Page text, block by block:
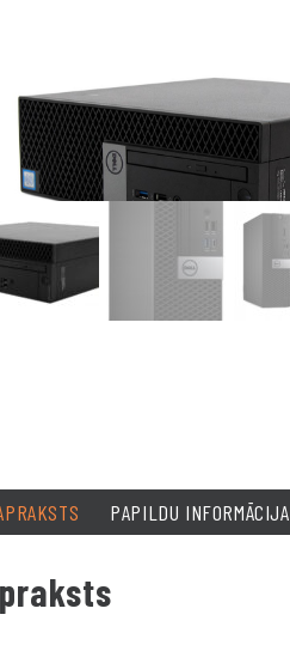
PAPILDU INFORMĀCIJA